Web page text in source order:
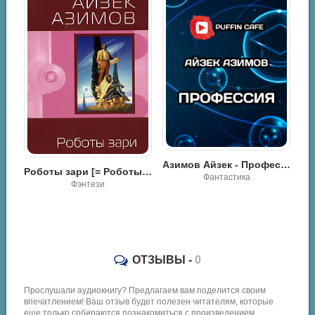
Роботы зари [= Роботы утренней зари ] - Айзек Азимов
Фэнтези
Азимов Айзек - Профессия
Фантастика
ОТЗЫВЫ - 0
Прослушали аудиокнигу? Предлагаем вам поделится своим
впечатлением! Ваш отзыв будет полезен читателям, которые